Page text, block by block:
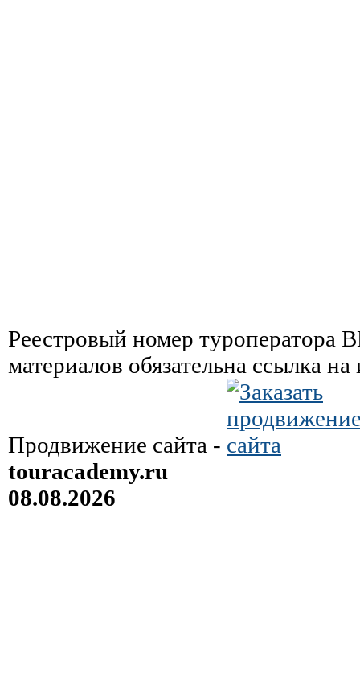
Реестровый номер туроператора
материалов обязательна ссылка
Продвижение сайта -
touracademy.ru
08.08.2026